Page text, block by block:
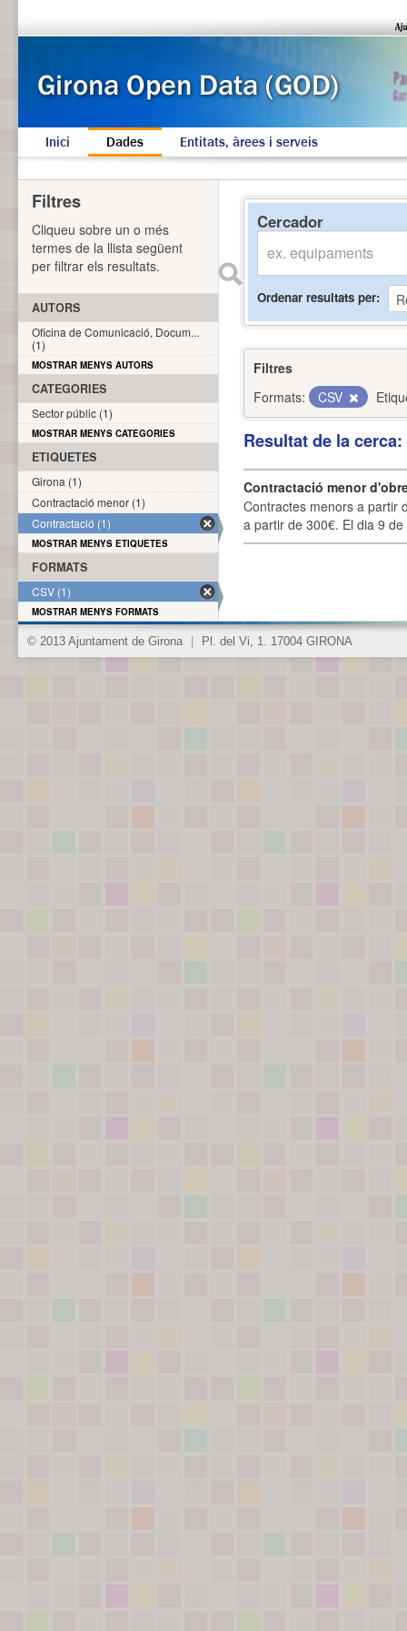
Inici Dades Entitats, àrees i serveis
Cercador
Ordenar resultats per
Filtres
Formats:
CSV
Resultat de la
Contractació menor
Contractes menors a partir
a partir de 300€. El dia 9
Filtres
Cliqueu sobre un o més
termes de la llista següent
per filtrar els resultats.
AUTORS
Oficina de Comunicació, Docum...
(1)
MOSTRAR MENYS AUTORS
CATEGORIES
Sector públic (1)
MOSTRAR MENYS CATEGORIES
ETIQUETES
Girona (1)
Contractació menor (1)
Contractació (1)
MOSTRAR MENYS ETIQUETES
FORMATS
CSV (1)
MOSTRAR MENYS FORMATS
© 2013 Ajuntament de Girona Pl. del Vi, 1. 17004 GIRONA